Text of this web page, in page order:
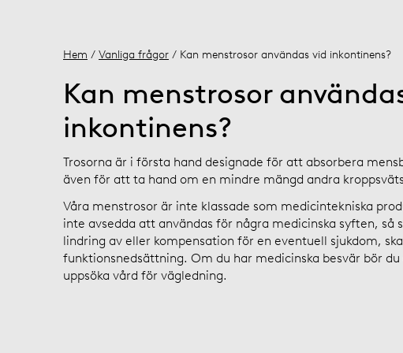
Hem / Vanliga frågor / Kan menstrosor användas vid inkontinens?
Kan menstrosor
inkontinens?
Trosorna är i första hand designade för att absorbera
även för att ta hand om en mindre mängd andra
Våra menstrosor är inte klassade som medicintekniska
inte avsedda att användas för några medicinska syften, så
lindring av eller kompensation för en eventuell sjukdom,
funktionsnedsättning. Om du har medicinska besvär bör
uppsöka vård för vägledning.